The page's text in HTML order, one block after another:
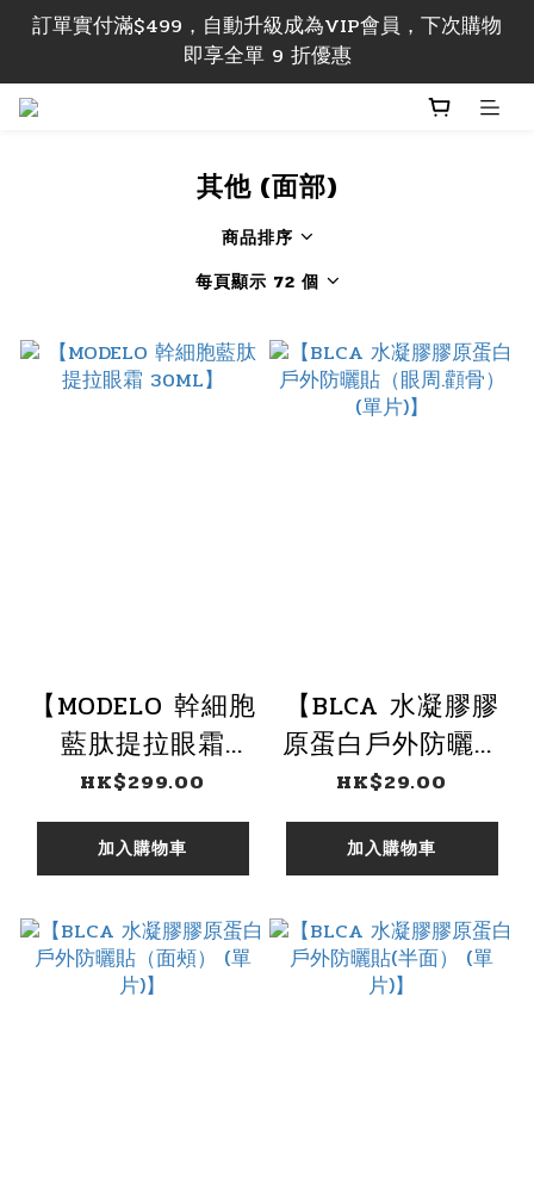
訂單 實付滿$499，即享香港本地包郵; 實付滿$1000
即享香港及澳門地區包郵
訂單實付滿$499，自動升級成為VIP會員，下次購物
即享全單 9 折優惠
訂單 實付滿$499，即享香港本地包郵; 實付滿$1000
其他 (面部)
商品排序
每頁顯示 72 個
【MODELO 幹細胞
藍肽提拉眼霜
30ML】
HK$299.00
加入購物車
【BLCA 水凝膠膠
原蛋白戶外防曬貼
（眼周.顴骨） (單
片)】
HK$29.00
加入購物車